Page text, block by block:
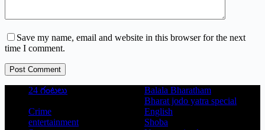
Save my name, email and website in this browser for the next
time I comment.
Post Comment
24 గంటలు
Balala Bharatham
Bharat jodo yatra special
Crime
English
entertainment
Shoba